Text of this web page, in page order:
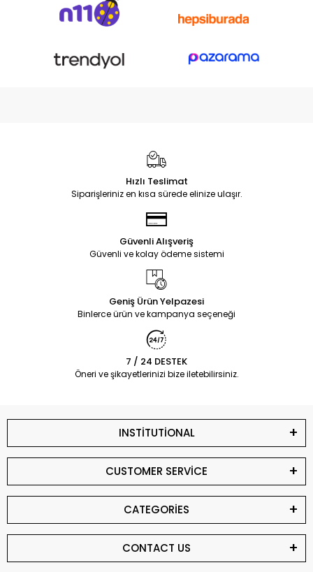
Hızlı Teslimat
Siparişleriniz en kısa sürede elinize ulaşır.
Güvenli Alışveriş
Güvenli ve kolay ödeme sistemi
Geniş Ürün Yelpazesi
Binlerce ürün ve kampanya seçeneği
7 / 24 DESTEK
Öneri ve şikayetlerinizi bize iletebilirsiniz.
INSTİTUTİONAL
CUSTOMER SERVİCE
CATEGORİES
CONTACT US